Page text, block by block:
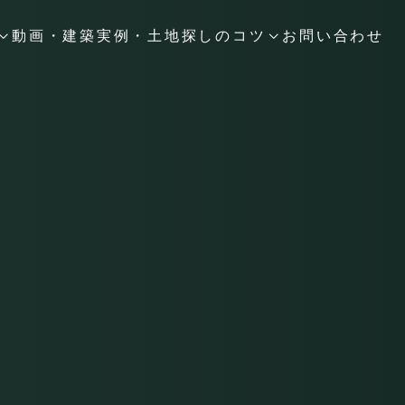
動画・建築実例・土地探しのコツ お問い合わせ